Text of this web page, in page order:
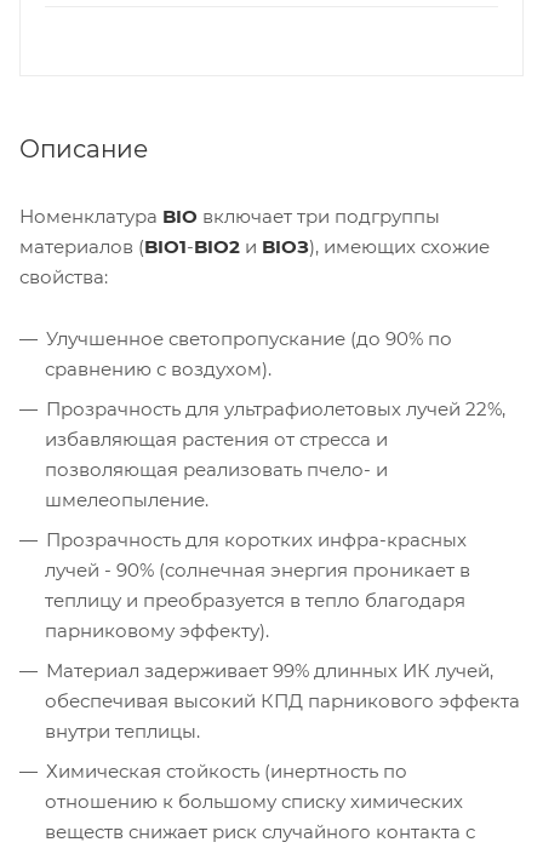
Описание
Номенклатура BIO включает три подгруппы
материалов (BIO1-BIO2 и BIOЗ), имеющих схожие
свойства:
Улучшенное светопропускание (до 90% по
сравнению с воздухом).
Прозрачность для ультрафиолетовых лучей 22%,
избавляющая растения от стресса и
позволяющая реализовать пчело- и
шмелеопыление.
Прозрачность для коротких инфра-красных
лучей - 90% (солнечная энергия проникает в
теплицу и преобразуется в тепло благодаря
парниковому эффекту).
Материал задерживает 99% длинных ИК лучей,
обеспечивая высокий КПД парникового эффекта
внутри теплицы.
Химическая стойкость (инертность по
отношению к большому списку химических
веществ снижает риск случайного контакта с